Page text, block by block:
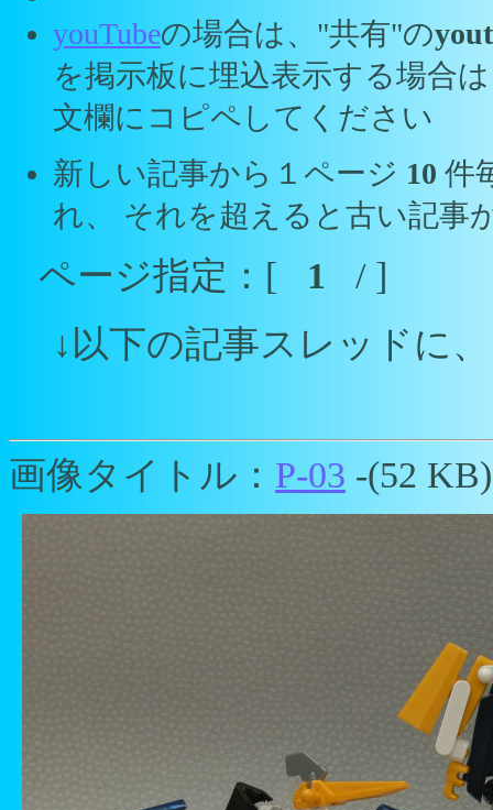
youTubeの場合は、"共有"の
を掲示板に埋込表示する場合
文欄にコピペしてください
新しい記事から１ページ 10 件
れ、 それを超えると古い記事
ページ指定：[ 1 / ]
↓以下の記事スレッドに
画像タイトル： P-03 -(52 KB)